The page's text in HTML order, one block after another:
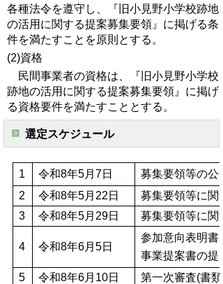
各種法令を遵守し、『旧小見野小学校跡地
の活用に関する提案募集要領』に掲げる条
件を満たすことを原則とする。
(2)資格
民間事業者の資格は、『旧小見野小学校
跡地の活用に関する提案募集要領』に掲げ
る資格要件を満たすこととする。
選定スケジュール
1 令和8年5月7日
募集要領等の公
2
令和8年5月22日
募集要領等に関
3
令和8年5月29日 募集要領等に関
4 令和8年6月5日
参加意向表明書
事業提案書の提
5
令和8年6月10日
第一次審査(書類)